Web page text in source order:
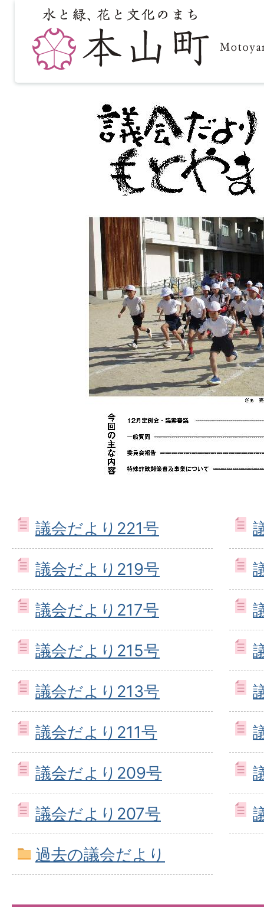
議会だより221号
議会だより219号
議会だより217号
議会だより215号
議会だより213号
議会だより211号
議会だより209号
議会だより207号
過去の議会だより